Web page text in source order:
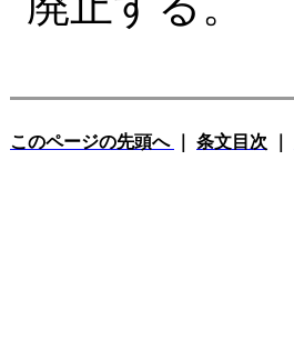
このページの先頭へ 条文目次